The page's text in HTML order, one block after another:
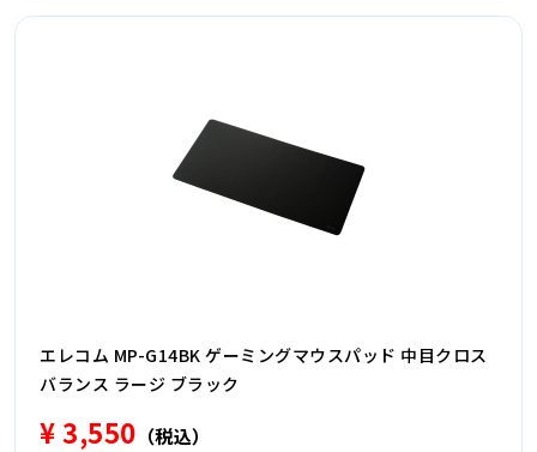
エレコム MP-G14BK ゲーミングマウスパッド 中目クロス
バランス ラージ ブラック
¥ 3,550 （税込）